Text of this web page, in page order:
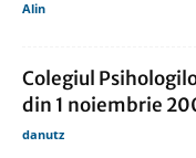
Alin
Colegiul
din 1 noiembrie
danutz